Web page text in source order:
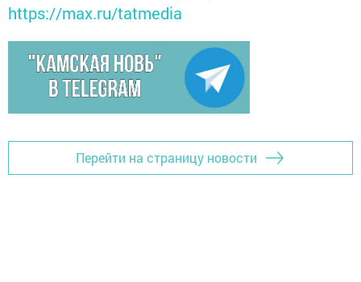
https://max.ru/tatmedia
Перейти на страницу новости